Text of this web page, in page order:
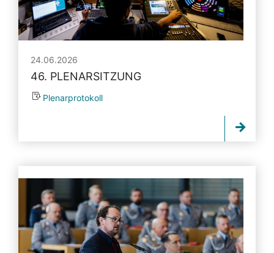
24.06.2026
46. PLENARSITZUNG
Plenarprotokoll